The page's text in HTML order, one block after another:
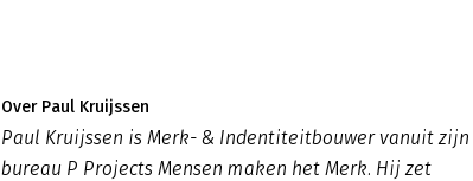
Over Paul Kruijssen
Paul Kruijssen is Merk- & Indentiteitbouwer vanuit zijn
bureau P Projects Mensen maken het Merk. Hij zet